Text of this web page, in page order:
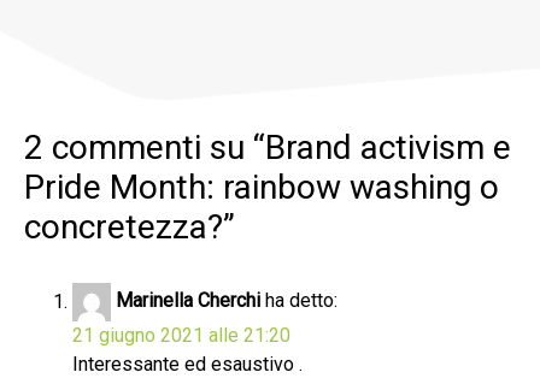
2 commenti su “Brand activism e
Pride Month: rainbow washing o
concretezza?”
Marinella Cherchi ha detto:
21 giugno 2021 alle 21:20
Interessante ed esaustivo .